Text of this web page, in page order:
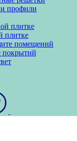
профили
плитке
плитке
помещений